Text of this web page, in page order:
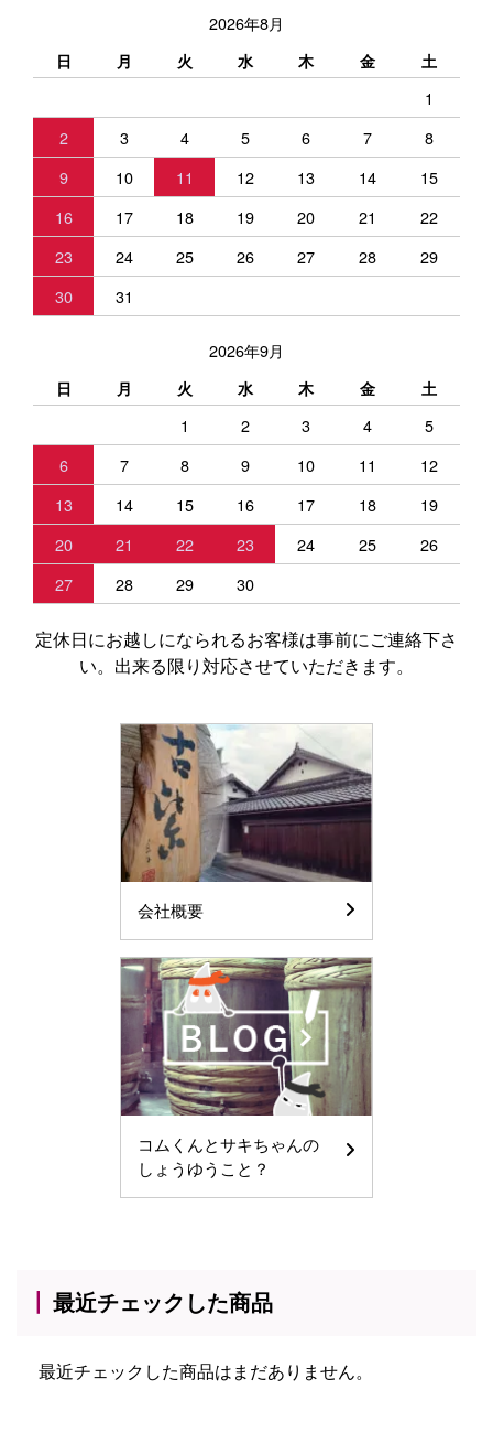
2026年8月
日 月 火 水 木 金 土
1
2
3 4 5 6 7
8
9
10 11 12 13 14
15
16
17 18 19 20 21
22
23
24 25 26 27 28
29
30
31
2026年9月
日 月 火 水 木 金 土
1 2 3 4
5
6
7 8 9 10 11
12
13
14 15 16 17 18
19
20
21 22 23 24 25
26
27
28 29 30
定休日にお越しになられるお客様は事前にご連絡下さ
い。出来る限り対応させていただきます。
会社概要
コムくんとサキちゃんの
しょうゆうこと？
最近チェックした商品
最近チェックした商品はまだありません。